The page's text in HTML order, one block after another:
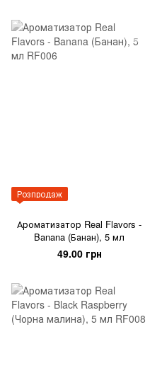
Розпродаж
Ароматизатор Real Flavors -
Banana (Банан), 5 мл
49.00 грн